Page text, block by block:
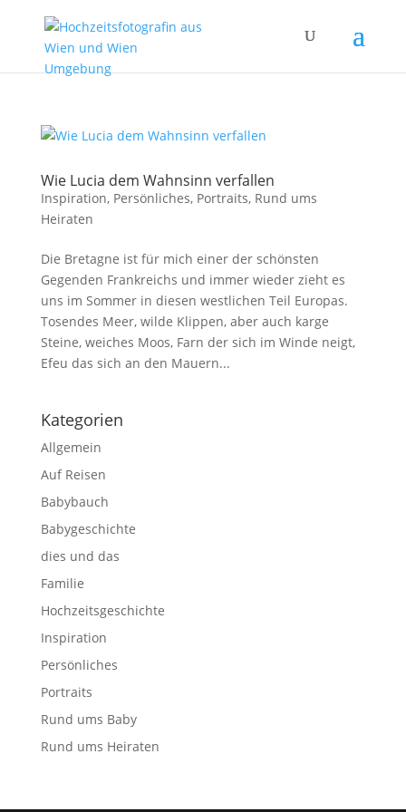
Wie Lucia dem Wahnsinn verfallen
Inspiration, Persönliches, Portraits, Rund ums
Heiraten
Die Bretagne ist für mich einer der schönsten
Gegenden Frankreichs und immer wieder zieht es
uns im Sommer in diesen westlichen Teil Europas.
Tosendes Meer, wilde Klippen, aber auch karge
Steine, weiches Moos, Farn der sich im Winde neigt,
Efeu das sich an den Mauern...
Kategorien
Allgemein
Auf Reisen
Babybauch
Babygeschichte
dies und das
Familie
Hochzeitsgeschichte
Inspiration
Persönliches
Portraits
Rund ums Baby
Rund ums Heiraten